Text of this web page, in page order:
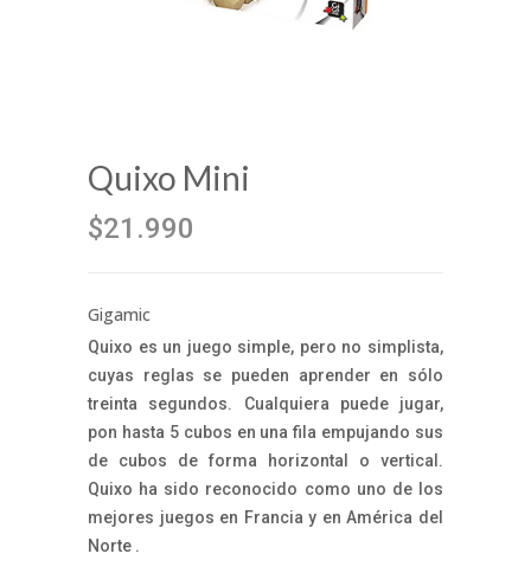
Quixo Mini
$21.990
Gigamic
Quixo es un juego simple, pero no simplista,
cuyas reglas se pueden aprender en sólo
treinta segundos. Cualquiera puede jugar,
pon hasta 5 cubos en una fila empujando sus
de cubos de forma horizontal o vertical.
Quixo ha sido reconocido como uno de los
mejores juegos en Francia y en América del
Norte .